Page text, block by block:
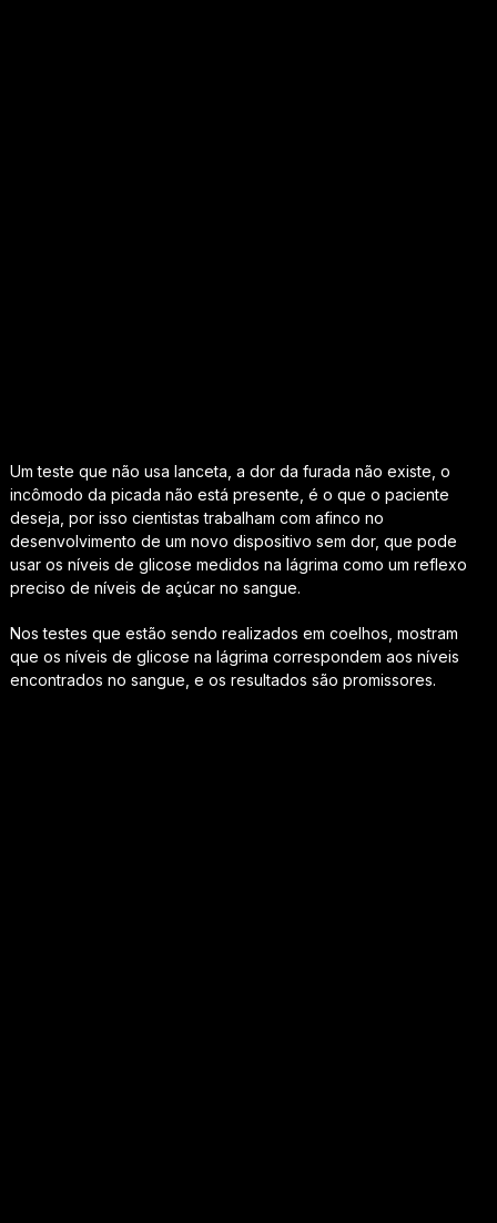
Um teste que não usa lanceta, a dor da furada não existe, o
incômodo da picada não está presente, é o que o paciente
deseja, por isso cientistas trabalham com afinco no
desenvolvimento de um novo dispositivo sem dor, que pode
usar os níveis de glicose medidos na lágrima como um reflexo
preciso de níveis de açúcar no sangue.
Nos testes que estão sendo realizados em coelhos, mostram
que os níveis de glicose na lágrima correspondem aos níveis
encontrados no sangue, e os resultados são promissores.